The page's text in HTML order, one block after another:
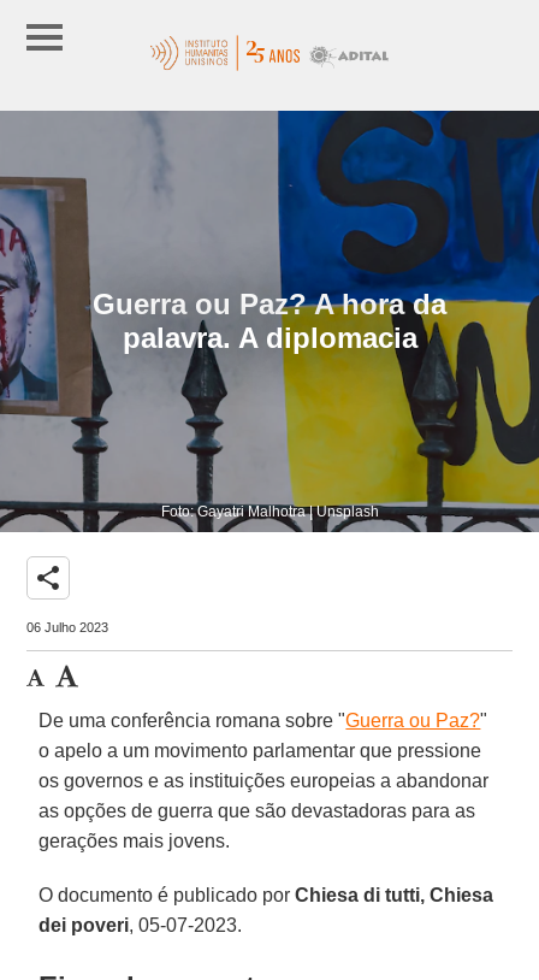
Guerra ou Paz? A hora da
palavra. A diplomacia
Foto: Gayatri Malhotra | Unsplash
share
06 Julho 2023
De uma conferência romana sobre "Guerra ou Paz?"
o apelo a um movimento parlamentar que pressione
os governos e as instituições europeias a abandonar
as opções de guerra que são devastadoras para as
gerações mais jovens.
O documento é publicado porChiesa di tutti, Chiesa
dei poveri, 05-07-2023.